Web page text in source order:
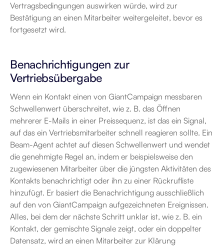
Vertragsbedingungen auswirken würde, wird zur
Bestätigung an einen Mitarbeiter weitergeleitet, bevor es
fortgesetzt wird.
Benachrichtigungen zur
Vertriebsübergabe
Wenn ein Kontakt einen von GiantCampaign messbaren
Schwellenwert überschreitet, wie z. B. das Öffnen
mehrerer E-Mails in einer Preissequenz, ist das ein Signal,
auf das ein Vertriebsmitarbeiter schnell reagieren sollte. Ein
Beam-Agent achtet auf diesen Schwellenwert und wendet
die genehmigte Regel an, indem er beispielsweise den
zugewiesenen Mitarbeiter über die jüngsten Aktivitäten des
Kontakts benachrichtigt oder ihn zu einer Rückrufliste
hinzufügt. Er basiert die Benachrichtigung ausschließlich
auf den von GiantCampaign aufgezeichneten Ereignissen.
Alles, bei dem der nächste Schritt unklar ist, wie z. B. ein
Kontakt, der gemischte Signale zeigt, oder ein doppelter
Datensatz, wird an einen Mitarbeiter zur Klärung